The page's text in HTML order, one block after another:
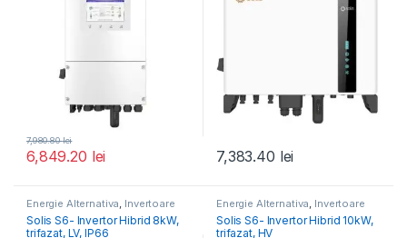
6,849.20 lei
7,980.80lei
7,383.40 lei
Energie Alternativa, Invertoare
Fotovoltaice
Solis S6- Invertor Hibrid 8kW,
trifazat, LV, IP66
Energie Alternativa, Invertoare
Fotovoltaice
Solis S6- Invertor Hibrid 10kW,
trifazat, HV